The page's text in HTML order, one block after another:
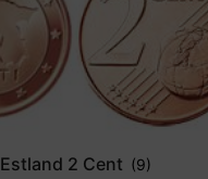
Estland 2 Cent (9)